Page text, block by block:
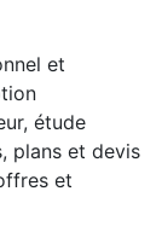
et
étude
plans et devis
et